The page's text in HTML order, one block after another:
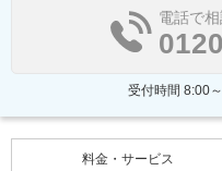
電話で相
受付時間 8:00
料金・サービス